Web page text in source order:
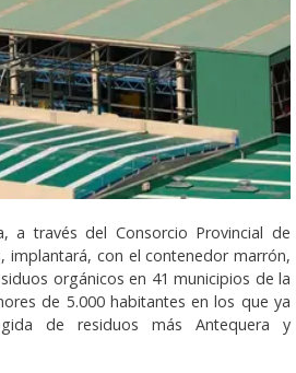
a través del Consorcio Provincial de
implantará, con el contenedor marrón,
orgánicos en 41 municipios de la
de 5.000 habitantes en los que ya
de residuos más Antequera y